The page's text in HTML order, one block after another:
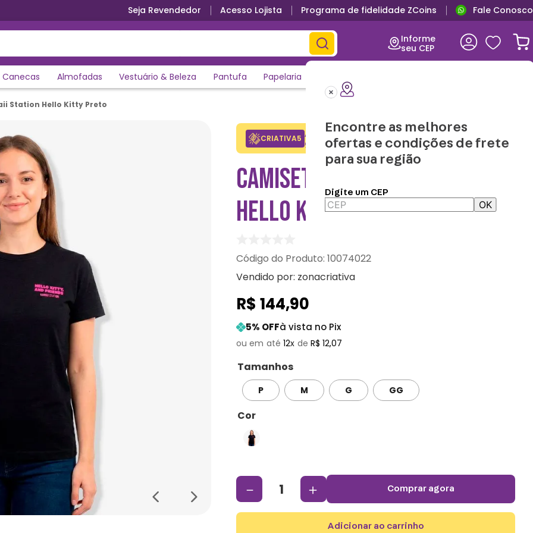
Seja Revendedor Acesso Lojista Programa de fidelidade ZCoins Fale Conosco
Informe
seu CEP
Encontre as melhores
ofertas e condições de frete
para sua região
Digite um CEP
OK
Canecas Almofadas Vestuário & Beleza Pantufa Papelaria
Station Hello Kitty Preto
CRIATIVA5 Adicione o cupom no carrinho e
ganhe desconto na 1a compra.
Copiar
CAMISETA KAWAII STATION
HELLO KITTY PRETO
:10074022
Vendido por: zonacriativa
R$ 144,90
5% OFFà vista no Pix
12 R$ 12,07
Tamanhos
P M G GG
Cor
＋
－ comprar agora
adicionar ao carrinho